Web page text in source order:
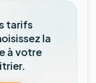
tarifs
la
à votre